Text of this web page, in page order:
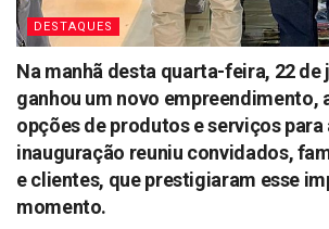
DESTAQUES
Na manhã desta quarta-feira, 22 de
ganhou um novo empreendimento,
opções de produtos e serviços para
inauguração reuniu convidados,
e clientes, que prestigiaram esse
momento.